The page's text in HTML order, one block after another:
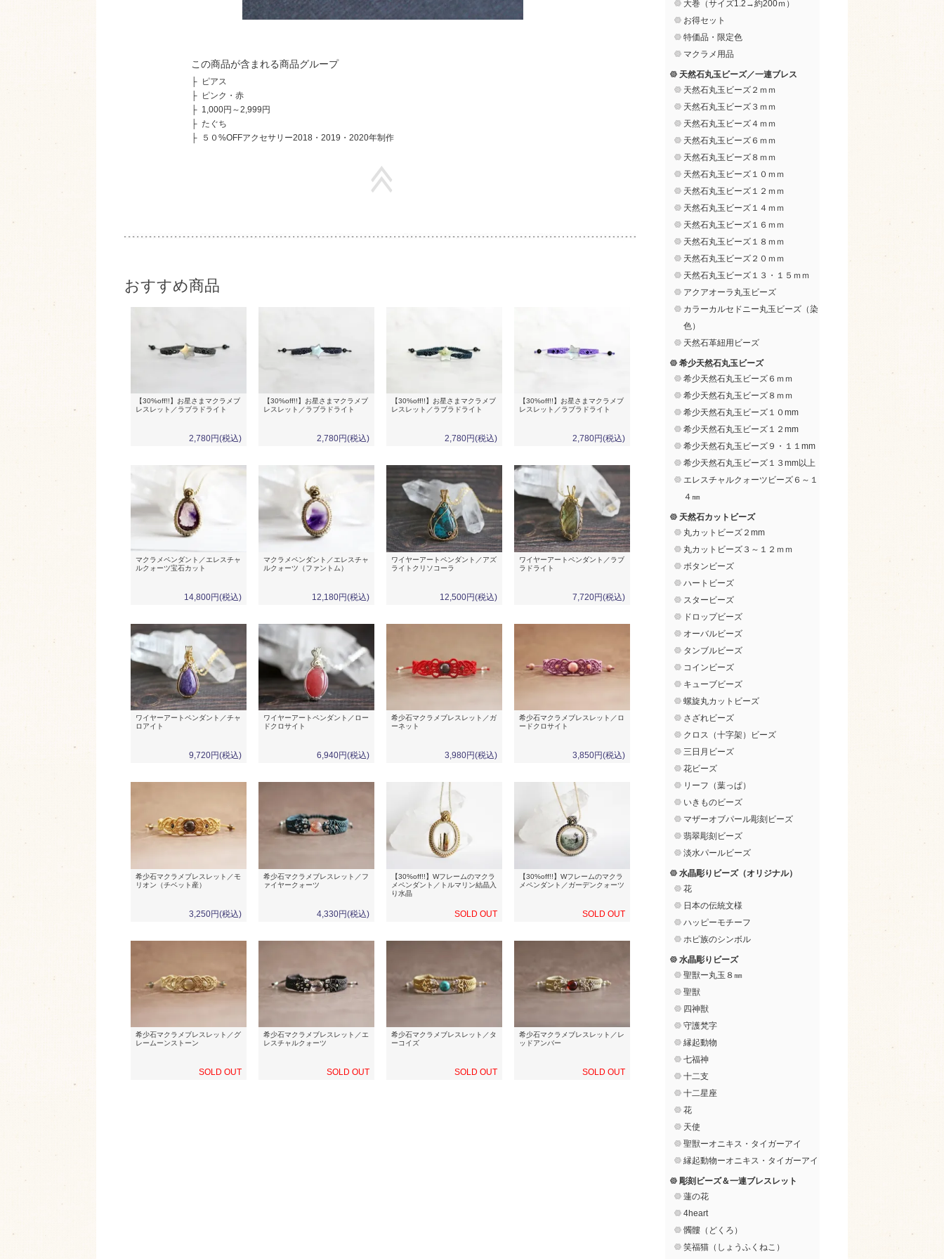
この商品が含まれる商品グループ
├ ピアス
├ ピンク・赤
├ 1,000円～2,999円
├ たぐち
├
５０%OFFアクセサリー2018・2019・2020年制作
おすすめ商品
【30%off!!】お星さまマクラメブ
レスレット／ラブラドライト
2,780円(税込)
【30%off!!】お星さまマクラメブ
レスレット／ラブラドライト
2,780円(税込)
【30%off!!】お星さまマクラメブ
レスレット／ラブラドライト
2,780円(税込)
【30%off!!】お星さまマクラメブ
レスレット／ラブラドライト
2,780円(税込)
マクラメペンダント／エレスチャ
ルクォーツ宝石カット
14,800円(税込)
マクラメペンダント／エレスチャ
ルクォーツ（ファントム）
12,180円(税込)
ワイヤーアートペンダント／アズ
ライトクリソコーラ
12,500円(税込)
ワイヤーアートペンダント／ラブ
ラドライト
7,720円(税込)
ワイヤーアートペンダント／チャ
ロアイト
9,720円(税込)
ワイヤーアートペンダント／ロー
ドクロサイト
6,940円(税込)
希少石マクラメブレスレット／ガ
ーネット
3,980円(税込)
希少石マクラメブレスレット／ロ
ードクロサイト
3,850円(税込)
希少石マクラメブレスレット／モ
リオン（チベット産）
3,250円(税込)
希少石マクラメブレスレット／フ
ァイヤークォーツ
4,330円(税込)
【30%off!!】Wフレームのマクラ
メペンダント／トルマリン結晶入
り水晶
SOLD OUT
【30%off!!】Wフレームのマクラ
メペンダント／ガーデンクォーツ
SOLD OUT
希少石マクラメブレスレット／グ
レームーンストーン
SOLD OUT
希少石マクラメブレスレット／エ
レスチャルクォーツ
SOLD OUT
希少石マクラメブレスレット／タ
ーコイズ
SOLD OUT
希少石マクラメブレスレット／レ
ッドアンバー
SOLD OUT
大巻（サイズ1.2→約200ｍ）
お得セット
特価品・限定色
マクラメ用品
天然石丸玉ビーズ／一連ブレス
天然石丸玉ビーズ２ｍｍ
天然石丸玉ビーズ３ｍｍ
天然石丸玉ビーズ４ｍｍ
天然石丸玉ビーズ６ｍｍ
天然石丸玉ビーズ８ｍｍ
天然石丸玉ビーズ１０ｍｍ
天然石丸玉ビーズ１２ｍｍ
天然石丸玉ビーズ１４ｍｍ
天然石丸玉ビーズ１６ｍｍ
天然石丸玉ビーズ１８ｍｍ
天然石丸玉ビーズ２０ｍｍ
天然石丸玉ビーズ１３・１５ｍｍ
アクアオーラ丸玉ビーズ
カラーカルセドニー丸玉ビーズ（染
色）
天然石革紐用ビーズ
希少天然石丸玉ビーズ
希少天然石丸玉ビーズ６ｍｍ
希少天然石丸玉ビーズ８ｍｍ
希少天然石丸玉ビーズ１０mm
希少天然石丸玉ビーズ１２mm
希少天然石丸玉ビーズ９・１１mm
希少天然石丸玉ビーズ１３mm以上
エレスチャルクォーツビーズ６～１
４㎜
天然石カットビーズ
丸カットビーズ２mm
丸カットビーズ３～１２ｍｍ
ボタンビーズ
ハートビーズ
スタービーズ
ドロップビーズ
オーバルビーズ
タンブルビーズ
コインビーズ
キューブビーズ
螺旋丸カットビーズ
さざれビーズ
クロス（十字架）ビーズ
三日月ビーズ
花ビーズ
リーフ（葉っぱ）
いきものビーズ
マザーオブパール彫刻ビーズ
翡翠彫刻ビーズ
淡水パールビーズ
水晶彫りビーズ（オリジナル）
花
日本の伝統文様
ハッピーモチーフ
ホピ族のシンボル
水晶彫りビーズ
聖獣ー丸玉８㎜
聖獣
四神獣
守護梵字
縁起動物
七福神
十二支
十二星座
花
天使
聖獣ーオニキス・タイガーアイ
縁起動物ーオニキス・タイガーアイ
彫刻ビーズ＆一連ブレスレット
蓮の花
4heart
髑髏（どくろ）
笑福猫（しょうふくねこ）